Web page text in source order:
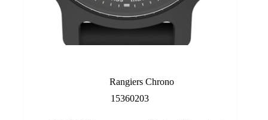
Rangiers Chrono
15360203